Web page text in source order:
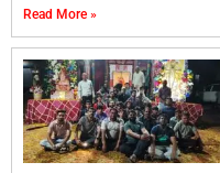
Read More »